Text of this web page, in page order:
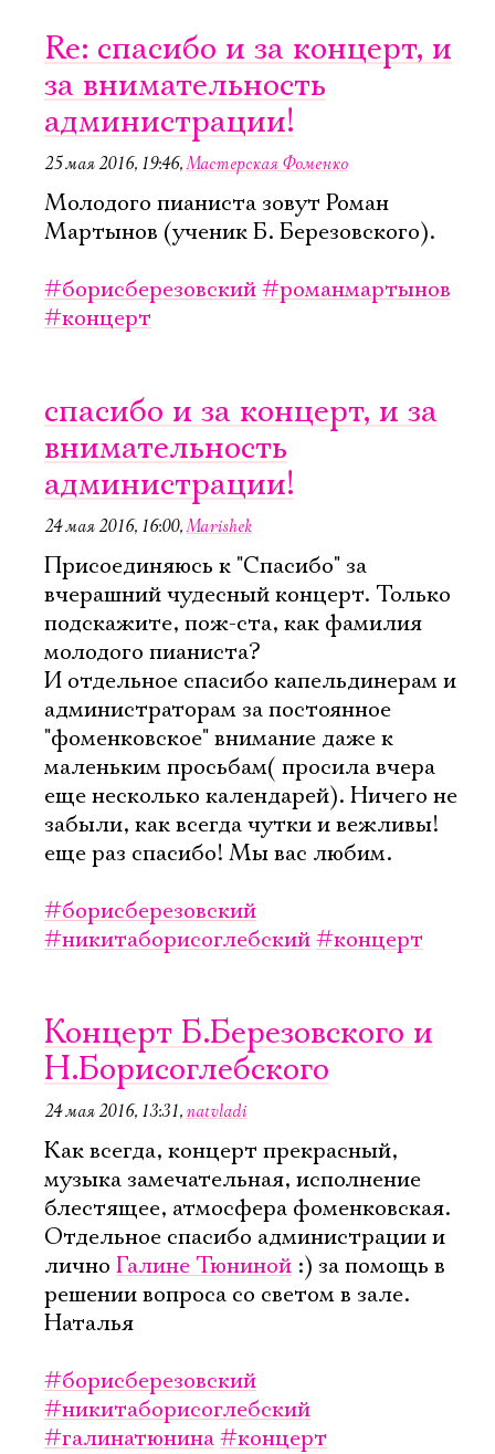
Re: спасибо и за концерт, и
за внимательность
администрации!
25 мая 2016, 19:46,Мастерская Фоменко
Молодого пианиста зовут Роман
Мартынов (ученик Б. Березовского).
#борисберезовский#романмартынов
#концерт
спасибо и за концерт, и за
внимательность
администрации!
24 мая 2016, 16:00,Marishek
Присоединяюсь к "Спасибо" за
вчерашний чудесный концерт. Только
подскажите, пож-ста, как фамилия
молодого пианиста?
И отдельное спасибо капельдинерам и
администраторам за постоянное
"фоменковское" внимание даже к
маленьким просьбам( просила вчера
еще несколько календарей). Ничего не
забыли, как всегда чутки и вежливы!
еще раз спасибо! Мы вас любим.
#борисберезовский
#никитаборисоглебский#концерт
Концерт Б.Березовского и
Н.Борисоглебского
24 мая 2016, 13:31,natvladi
Как всегда, концерт прекрасный,
музыка замечательная, исполнение
блестящее, атмосфера фоменковская.
Отдельное спасибо администрации и
лично Галине Тюниной :) за помощь в
решении вопроса со светом в зале.
Наталья
#борисберезовский
#никитаборисоглебский
#галинатюнина#концерт
Имя
Ознакомиться